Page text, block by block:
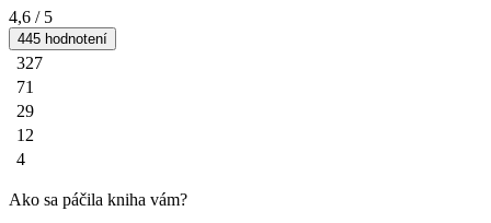
4,6 / 5
445 hodnotení
327
71
29
12
4
Ako sa páčila kniha vám?